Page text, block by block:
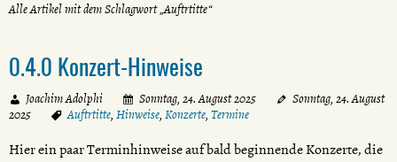
Alle Artikel mit dem Schlagwort „Auftrtitte“
0.4.0 Konzert-Hinweise
Joachim Adolphi Sonntag, 24. August 2025
Sonntag, 24. August
2025
Auftrtitte, Hinweise, Konzerte, Termine
Hier ein paar Terminhinweise auf bald beginnende Konzerte, die